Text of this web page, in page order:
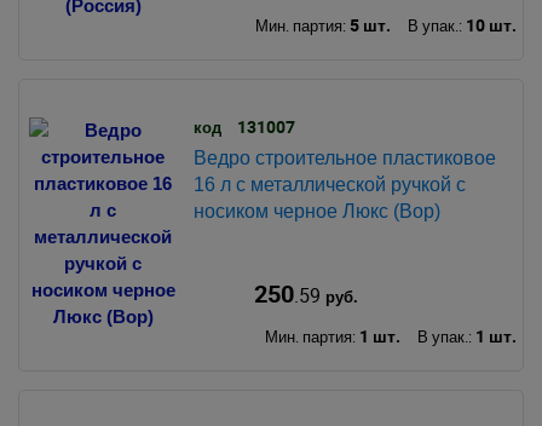
Мин. партия: 5 шт. В упак.: 10 шт.
код 131007
Ведро строительное пластиковое
16 л с металлической ручкой с
носиком черное Люкс (Вор)
250.59 руб.
Мин. партия: 1 шт. В упак.: 1 шт.